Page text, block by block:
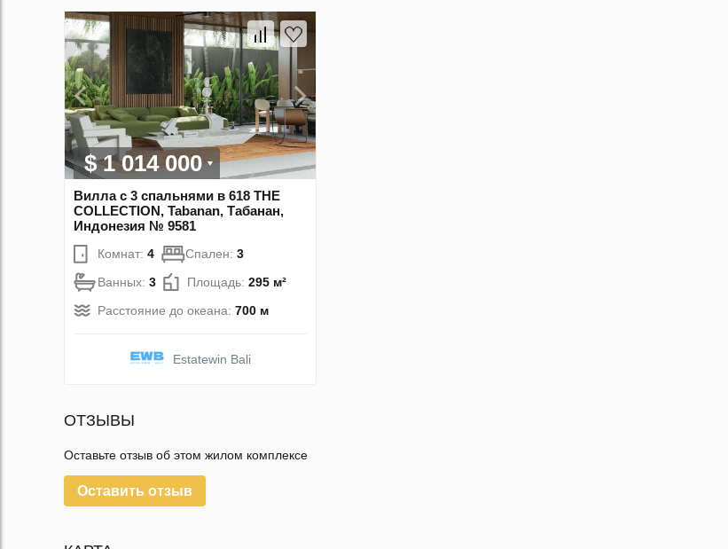
$ 1 014 000
Вилла с 3 спальнями в 618 THE
COLLECTION, Tabanan, Табанан,
Индонезия № 9581
Комнат: 4 Спален: 3
Ванных: 3 Площадь: 295 м²
Расстояние до океана: 700 м
Estatewin Bali
ОТЗЫВЫ
Оставьте отзыв об этом жилом комплексе
Оставить отзыв